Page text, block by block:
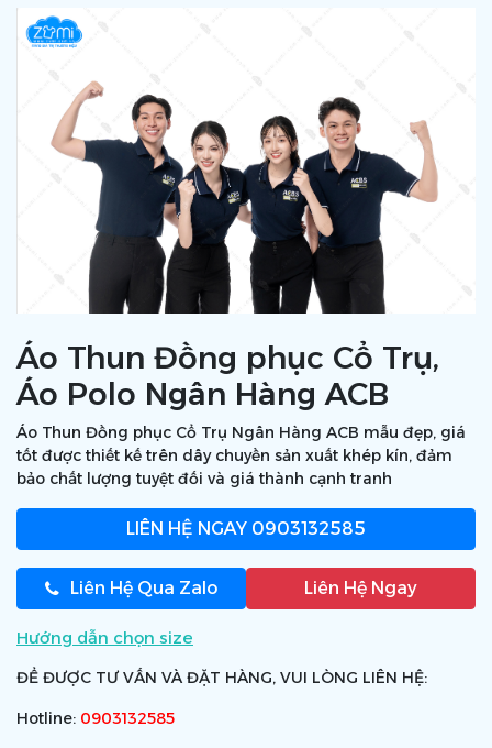
Áo Thun Đồng phục Cổ Trụ,
Áo Polo Ngân Hàng ACB
Áo Thun Đồng phục Cổ Trụ Ngân Hàng ACB mẫu đẹp, giá
tốt được thiết kế trên dây chuyền sản xuất khép kín, đảm
bảo chất lượng tuyệt đối và giá thành cạnh tranh
LIÊN HỆ NGAY 0903132585
Liên Hệ Qua Zalo Liên Hệ Ngay
Hướng dẫn chọn size
ĐỂ ĐƯỢC TƯ VẤN VÀ ĐẶT HÀNG, VUI LÒNG LIÊN HỆ:
Hotline: 0903132585